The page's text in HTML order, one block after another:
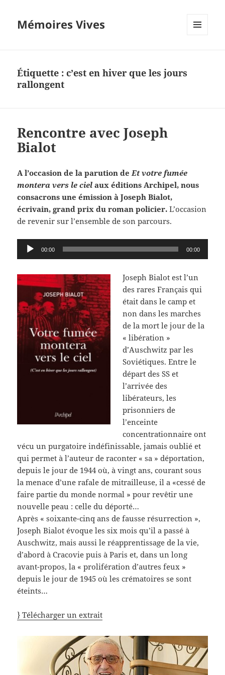
Mémoires Vives
Étiquette :c’est en hiver que les jours
rallongent
Rencontre avec Joseph
Bialot
A l’occasion de la parution deEt votre fumée
montera vers le ciel aux éditions Archipel, nous
consacrons une émission à Joseph Bialot,
écrivain, grand prix du roman policier. L’occasion
de revenir sur l’ensemble de son parcours.
Lecteur
audio
00:00 00:00
Joseph Bialot est l’un
des rares Français qui
était dans le camp et
non dans les marches
de la mort le jour de la
« libération »
d’Auschwitz par les
Soviétiques. Entre le
départ des SS et
l’arrivée des
libérateurs, les
prisonniers de
l’enceinte
concentrationnaire ont
vécu un purgatoire indéfinissable, jamais oublié et
qui permet à l’auteur de raconter « sa » déportation,
depuis le jour de 1944 où, à vingt ans, courant sous
la menace d’une rafale de mitrailleuse, il a «cessé de
faire partie du monde normal » pour revêtir une
nouvelle peau : celle du déporté…
Après « soixante-cinq ans de fausse résurrection »,
Joseph Bialot évoque les six mois qu’il a passé à
Auschwitz, mais aussi le réapprentissage de la vie,
d’abord à Cracovie puis à Paris et, dans un long
avant-propos, la « prolifération d’autres feux »
depuis le jour de 1945 où les crématoires se sont
éteints…
} Télécharger un extrait